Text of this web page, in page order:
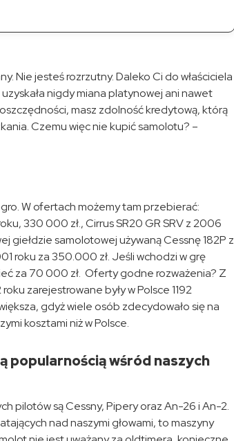
Nie jesteś rozrzutny. Daleko Ci do właściciela
nigdy miana platynowej ani nawet
masz zdolność kredytową, którą
Czemu więc nie kupić samolotu? –
W ofertach możemy tam przebierać:
330 000 zł., Cirrus SR20 GR SRV z 2006
giełdzie samolotowej używaną Cessnę 182P z
roku za 350.000 zł. Jeśli wchodzi w grę
za 70 000 zł. Oferty godne rozważenia? Z
zarejestrowane były w Polsce 1192
gdyż wiele osób zdecydowało się na
kosztami niż w Polsce.
popularnością wśród naszych
pilotów są Cessny, Pipery oraz An-26 i An-2.
nad naszymi głowami, to maszyny